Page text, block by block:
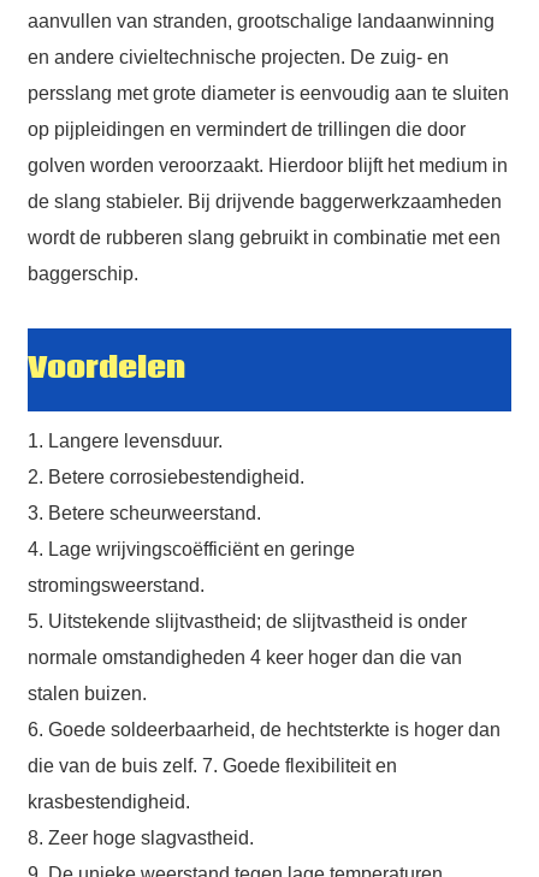
aanvullen van stranden, grootschalige landaanwinning
en andere civieltechnische projecten. De zuig- en
persslang met grote diameter is eenvoudig aan te sluiten
op pijpleidingen en vermindert de trillingen die door
golven worden veroorzaakt. Hierdoor blijft het medium in
de slang stabieler. Bij drijvende baggerwerkzaamheden
wordt de rubberen slang gebruikt in combinatie met een
baggerschip.
Voordelen
1. Langere levensduur.
2. Betere corrosiebestendigheid.
3. Betere scheurweerstand.
4. Lage wrijvingscoëfficiënt en geringe
stromingsweerstand.
5. Uitstekende slijtvastheid; de slijtvastheid is onder
normale omstandigheden 4 keer hoger dan die van
stalen buizen.
6. Goede soldeerbaarheid, de hechtsterkte is hoger dan
die van de buis zelf. 7. Goede flexibiliteit en
krasbestendigheid.
8. Zeer hoge slagvastheid.